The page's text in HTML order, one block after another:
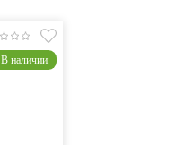
В наличии